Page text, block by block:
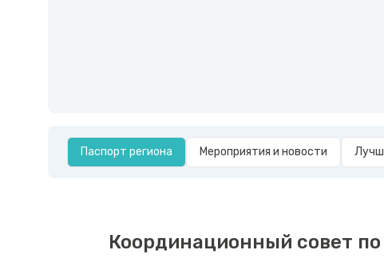
Паспорт региона Мероприятия и новости
Координационный совет